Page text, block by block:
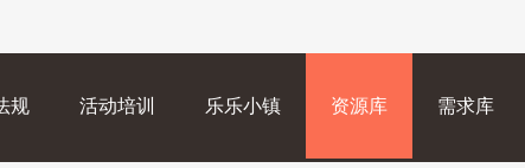
规 活动培训 乐乐小镇 资源库 需求库